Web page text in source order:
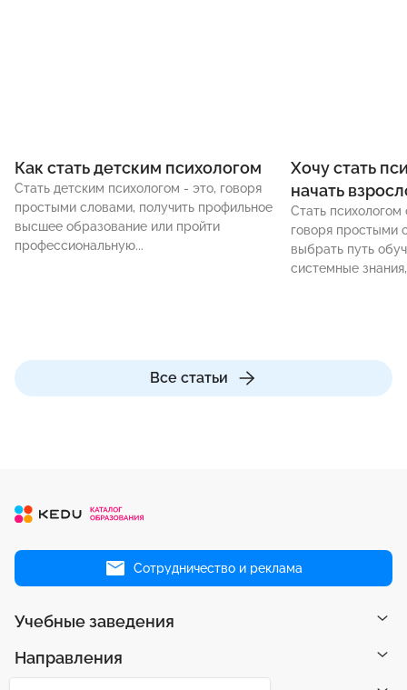
Все статьи
Как стать детским психологом
Стать детским психологом - это, говоря
простыми словами, получить профильное
высшее образование или пройти
профессиональную...
Хочу стать
начать
Стать
говоря простыми
выбрать путь
системные
Сотрудничество и реклама
Учебные заведения
Направления